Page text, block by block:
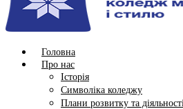
Головна
Про нас
Історія
Символіка коледжу
Плани розвитку та